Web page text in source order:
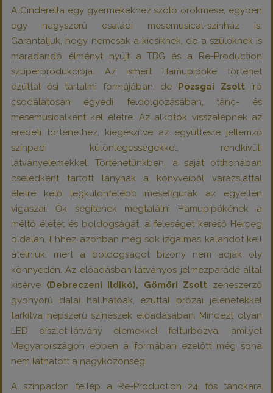
A Cinderella egy gyermekekhez szóló örökmese, egyben
egy nagyszerű családi mesemusical-színház is.
Garantáljuk, hogy nemcsak a kicsiknek, de a szülőknek is
maradandó élményt nyújt a TBG és a Re-Production
szuperprodukciója. Az ismert Hamupipőke történet
ezúttal ősi tartalmi formájában, de Pozsgai Zsolt író
csodálatosan egyedi feldolgozásában, tánc- és
mesemusicalként kel életre. Az alkotók visszalépnek az
eredeti történethez, kiegészítve az együttesre jellemző
színpadi különlegességekkel, rendkívüli
látványelemekkel. Történetünkben, a saját otthonában
cselédként tartott lánynak a könyveiből varázslattal
életre kelő legkülönfélébb mesefigurák az egyetlen
vigaszai. Ők segítenek megtalálni Hamupipőkének a
méltó életet és boldogságát, a feleséget kereső Herceg
oldalán. Ehhez azonban még sok izgalmas kalandot kell
átélniük, mert a boldogságot bizony nem adják oly
könnyedén. Az előadásban látványos jelmezparádé által
kisérve (Debreczeni Ildikó), Gömöri Zsolt zeneszerző
gyönyörű dalai hallhatóak, ezúttal prózai jelenetekkel
tarkítva népszerű színészek előadásában. Mindezt olyan
LED díszlet-látvány elemekkel felturbózva, amilyet
Magyarországon ebben a formában ezelőtt még soha
nem láthatott a nagyközönség.
A színpadon fellép a Re-Production 24 fős tánckara